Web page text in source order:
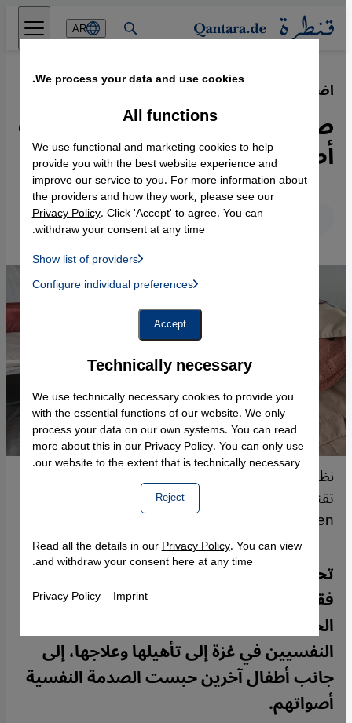
Direkt zum Inhalt springen
AR
اضطرابات ما بعد الحرب·
08.01.2026
صدمات نفسية تحبس أصوات
أطفال في غزة
English عربي
نظارة للتعافي: عسل تخضع لجلسة علاج باستخدام
تقنيات الواقع الافتراضي. (Photo: Qantara/Doaa
Shaheen)
تحت الأنقاض، لم تفقد الطفلة عسل والدتها
فقط، بل فقدت قدرتها على الكلام. ومع توقف
الحرب، يسعى فريق من الأخصائيين
النفسيين في غزة إلى تأهيلها وعلاجها، إلى
جانب أطفال آخرين حبست الصدمة النفسية
أصواتهم.
We process your data and use cookies.
Technically necessary
We use technically necessary cookies to provide you
with the essential functions of our website. We only
process your data on our own systems. You can read
more about this in ourPrivacy Policy. You can only use
our website to the extent that is technically necessary.
Reject
All functions
We use functional and marketing cookies to help
provide you with the best website experience and
improve our service to you. For more information about
the providers and how they work, please see our
Privacy Policy. Click 'Accept' to agree. You can
withdraw your consent at any time.
Show list of providers
Instagram Embed, Twitter Embed, Youtube Embed
Facebook Embed / Facebook Connect
Google Maps Embed
Configure individual preferences
Accept
Read all the details in ourPrivacy Policy. You can view
and withdraw your consent here at any time.
Privacy Policy Imprint